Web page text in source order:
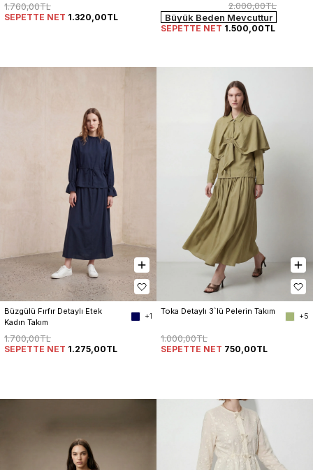
1.760,00TL
SEPETTE NET 1.320,00TL
2.000,00TL
Büyük Beden Mevcuttur
SEPETTE NET 1.500,00TL
Büzgülü Fırfır Detaylı Etek
Kadın Takım
+1
1.700,00TL
SEPETTE NET 1.275,00TL
Toka Detaylı 3`lü Pelerin Takım
+5
1.000,00TL
SEPETTE NET 750,00TL